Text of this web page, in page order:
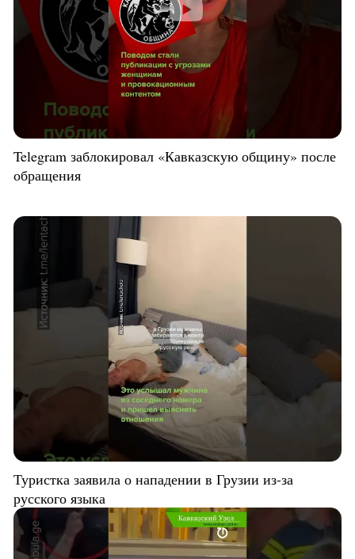
Telegram заблокировал «Кавказскую общину» после
обращения
Туристка заявила о нападении в Грузии из-за
русского языка